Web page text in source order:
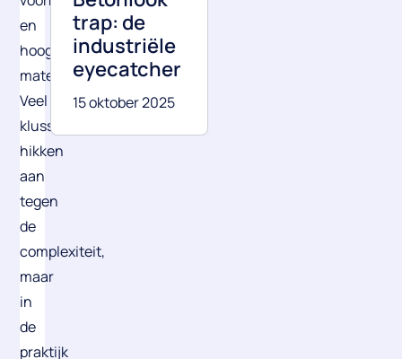
en
hoogwaardige
materialen.
Veel
klussers
hikken
aan
tegen
de
complexiteit,
maar
in
de
praktijk
trap: de
industriële
eyecatcher
15 oktober 2025